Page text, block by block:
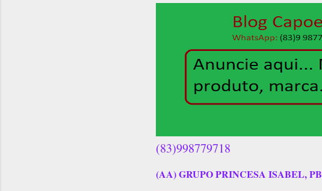
(83)998779718
(AA) GRUPO PRINCESA ISABEL, PB